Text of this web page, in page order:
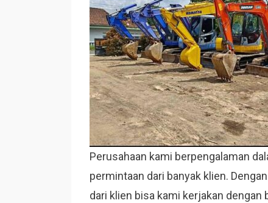
Perusahaan kami berpengalaman
permintaan dari banyak klien.
dari klien bisa kami kerjakan dengan